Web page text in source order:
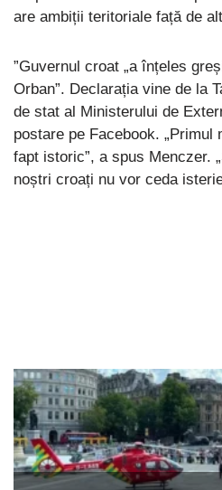
are ambiții teritoriale față de
”Guvernul croat „a înțeles
Orban”. Declarația vine de la
de stat al Ministerului de
postare pe Facebook. „Primul
fapt istoric”, a spus Menczer.
noștri croați nu vor ceda